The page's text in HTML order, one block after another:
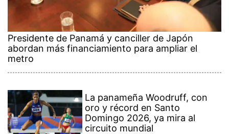
Presidente de Panamá y canciller de Japón
abordan más financiamiento para ampliar el
metro
La panameña Woodruff, con
oro y récord en Santo
Domingo 2026, ya mira al
circuito mundial